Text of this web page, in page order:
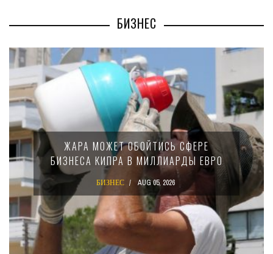
БИЗНЕС
ЖАРА МОЖЕТ ОБОЙТИСЬ СФЕРЕ
БИЗНЕСА КИПРА В МИЛЛИАРДЫ ЕВРО
БИЗНЕС AUG 05, 2026